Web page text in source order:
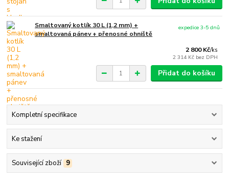
Smaltovaný kotlík 30 L (1,2 mm) +
smaltovaná pánev + přenosné ohniště
2 800 Kč/ks
2 314 Kč bez DPH
expedice 3-5 dnů
Přidat do košíku
Kompletní specifikace
Ke stažení
Související zboží 9